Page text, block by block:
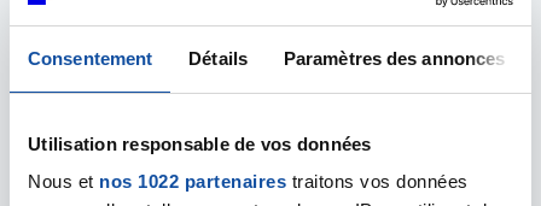
Consentement Détails Paramètres des annonces
Utilisation responsable de vos données
Nous et nos 1022 partenaires traitons vos données
ÉVÉNEMENT SOLIDAIRE
Relais pour la Vie : une première